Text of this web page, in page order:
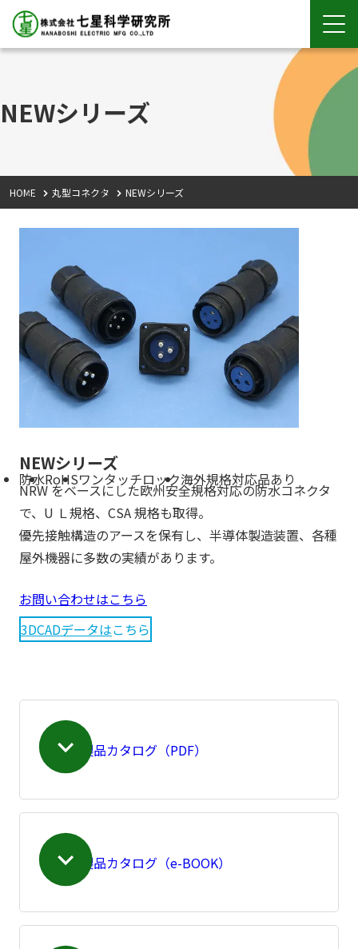
NEWシリーズ
HOME 丸型コネクタ NEWシリーズ
NEWシリーズ
防水RoHSワンタッチロック海外規格対応品あり
NRW をベースにした欧州安全規格対応の防水コネクタ
で、U Ｌ規格、CSA 規格も取得。
優先接触構造のアースを保有し、半導体製造装置、各種
屋外機器に多数の実績があります。
お問い合わせはこちら
3DCADデータはこちら
製品カタログ（PDF）
製品カタログ（e-BOOK）